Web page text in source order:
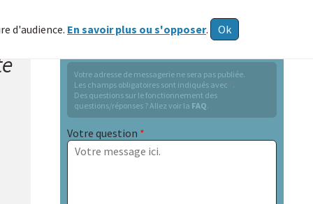
d'audience. En savoir plus ou s'opposer. Ok
Votre adresse de messagerie ne sera pas publiée.
Les champs obligatoires sont indiqués avec *.
Des questions sur le fonctionnement des
questions/réponses ? Allez voir la FAQ.
Votre question *